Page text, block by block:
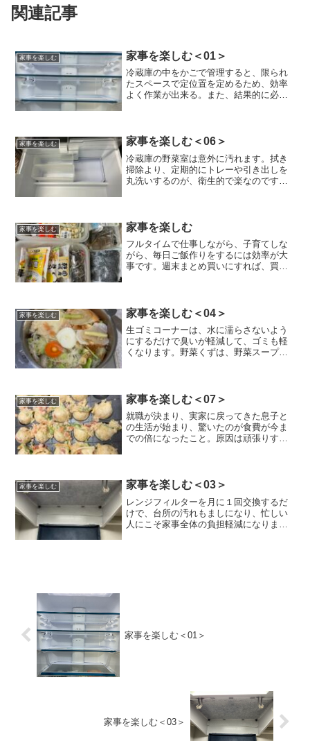
関連記事
家事を楽しむ 家事を楽しむ＜01＞
冷蔵庫の中をかごで管理すると、限られ
たスペースで定位置を定めるため、効率
よく作業が出来る。また、結果的に必要
家事を楽しむ 家事を楽しむ＜06＞
冷蔵庫の野菜室は意外に汚れます。拭き
掃除より、定期的にトレーや引き出しを
丸洗いするのが、衛生的で楽なのです。
家事を楽しむ 家事を楽しむ
フルタイムで仕事しながら、子育てしな
がら、毎日ご飯作りをするには効率が大
事です。週末まとめ買いにすれば、買い
０年、ずっとまとめ買いでや...
家事を楽しむ 家事を楽しむ＜04＞
生ゴミコーナーは、水に濡らさないよう
にするだけで臭いが軽減して、ゴミも軽
くなります。野菜くずは、野菜スープを
家事を楽しむ 家事を楽しむ＜07＞
就職が決まり、実家に戻ってきた息子と
の生活が始まり、驚いたのが食費が今ま
での倍になったこと。原因は頑張りす
家事を楽しむ 家事を楽しむ＜03＞
レンジフィルターを月に１回交換するだ
けで、台所の汚れもましになり、忙しい
人にこそ家事全体の負担軽減になりま
家事を楽しむ＜01＞
家事を楽しむ＜03＞